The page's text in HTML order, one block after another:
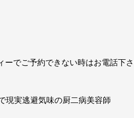
でご予約できない時はお電話下さ
現実逃避気味の厨二病美容師